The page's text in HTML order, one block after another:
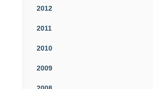
2012
2011
2010
2009